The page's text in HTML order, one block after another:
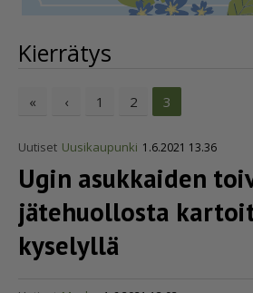
Kierrätys
« ‹ 1 2 3
Uutiset Uusikaupunki 1.6.2021 13.36
Ugin asukkaiden
jätehuollosta
kyselyllä